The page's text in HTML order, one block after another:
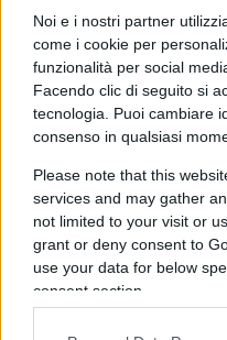
Noi e i nostri partner
come i cookie per
funzionalità per social
Facendo clic di seguito si
tecnologia. Puoi cambiare
consenso in qualsiasi
Please note that this
services and may gather
not limited to your visit or
grant or deny consent to
use your data for below
consent section.
Mercoledì sarà la
In Parlamento, alla
politiche dovranno
intendono fare”, ha
termine del Cdm.
“Ora ci sono cinque
Parlamentoconfermi
Draghi“, ha
“Credo che sia